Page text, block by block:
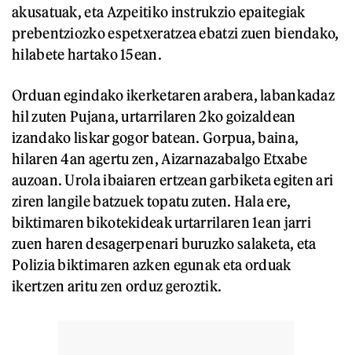
akusatuak, eta Azpeitiko instrukzio epaitegiak
prebentziozko espetxeratzea ebatzi zuen biendako,
hilabete hartako 15ean.
Orduan egindako ikerketaren arabera, labankadaz
hil zuten Pujana, urtarrilaren 2ko goizaldean
izandako liskar gogor batean. Gorpua, baina,
hilaren 4an agertu zen, Aizarnazabalgo Etxabe
auzoan. Urola ibaiaren ertzean garbiketa egiten ari
ziren langile batzuek topatu zuten. Hala ere,
biktimaren bikotekideak urtarrilaren 1ean jarri
zuen haren desagerpenari buruzko salaketa, eta
Polizia biktimaren azken egunak eta orduak
ikertzen aritu zen orduz geroztik.